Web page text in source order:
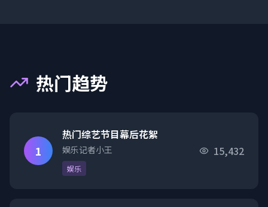
热门趋势
1
热门综艺节目幕后花絮
娱乐记者小王
娱乐
15,432